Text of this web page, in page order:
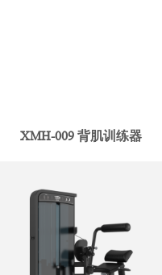
XMH-009 背肌训练器